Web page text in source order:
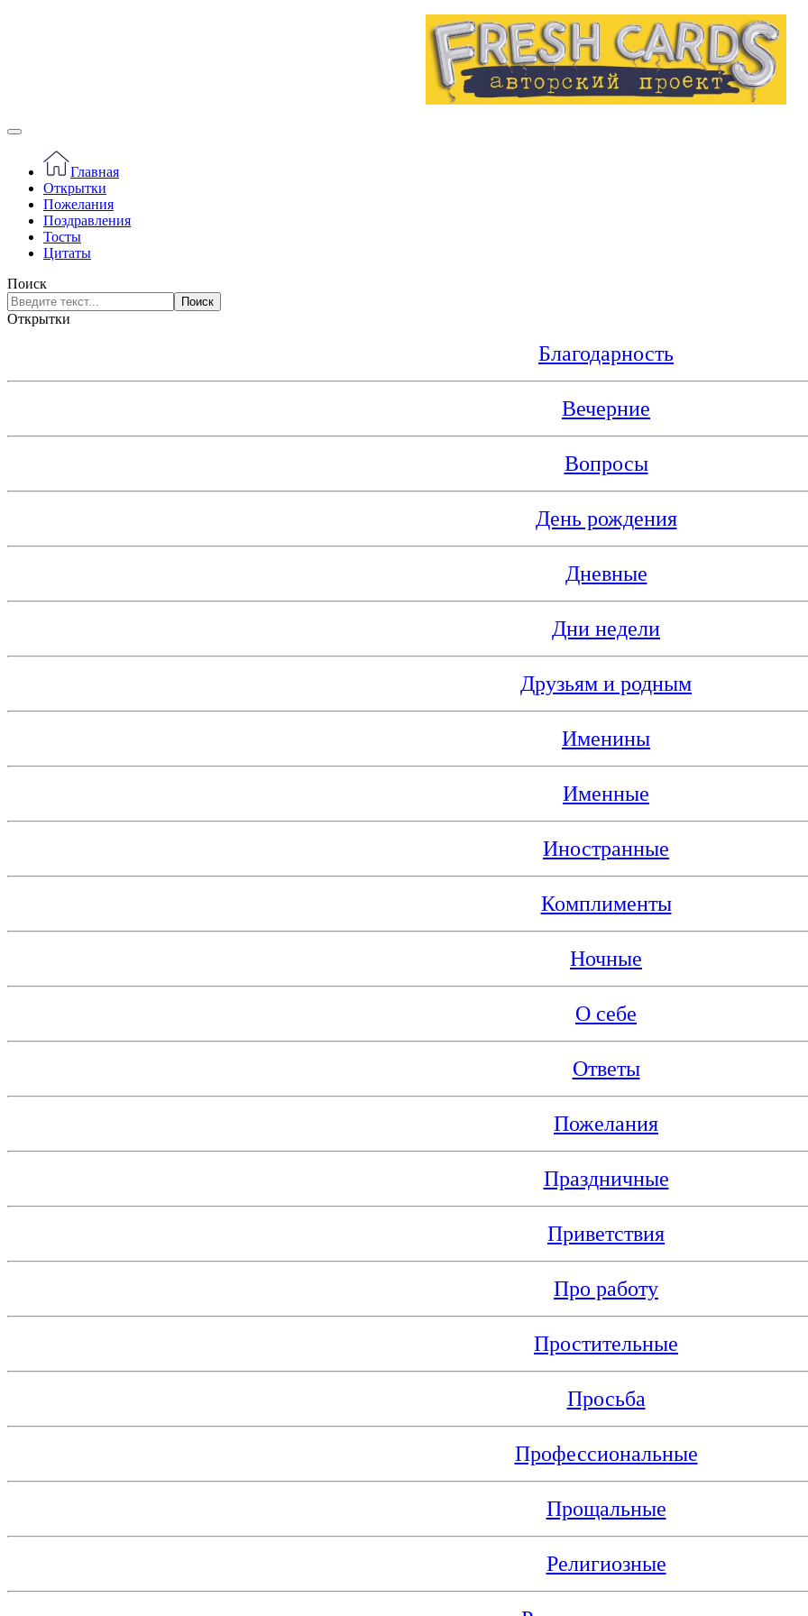
Главная
Открытки
Пожелания
Поздравления
Тосты
Цитаты
Поиск
Поиск
Открытки
Благодарность
Вечерние
Вопросы
День рождения
Дневные
Дни недели
Друзьям и родным
Именины
Именные
Иностранные
Комплименты
Ночные
О себе
Ответы
Пожелания
Праздничные
Приветствия
Про работу
Простительные
Просьба
Профессиональные
Прощальные
Религиозные